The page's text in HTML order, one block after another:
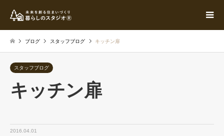
ブログ スタッフブログ キッチン扉
スタッフブログ
キッチン扉
2016.04.01